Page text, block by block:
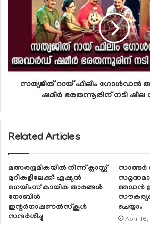
സത്യജിത് റായ് ഫിലിം
ഷമീര്‍ ഭരതന്നൂരിന് നടി ഷീല
Related Articles
മത്സരഭൂമികയില്‍ നിന്ന് ക്ലാസ്സ്
മുറികളിലേക്ക്: ഏഷ്യന്‍
ഗെയിംസ് കായിക താരങ്ങള്‍
നോബിള്‍
ഇന്റര്‍നാഷണല്‍സ്‌കൂള്‍
സന്ദര്‍ശിച്ചു
സാത്തര്‍
ഡൈന്‍
ചെയ്യാം
April 16,